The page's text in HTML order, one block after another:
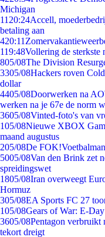
Michigan
11 20:24Accell,
betaling aan
420:11
119:48Vollering de sterkste
805/08The Division
3305/08Hackers roven
dollar
4405/08Doorwerken na
werken na je 67e de norm
3605/08Vinted-foto's van
105/08Nieuwe XBOX
maand augustus
205/08De
5005/08Van den Brink zet
spreidingswet
1805/08Iran overweegt
Hormuz
305/08EA Sports FC 27
105/08Gears of War: E-
3605/08Pentagon verbruikt
tekort dreigt